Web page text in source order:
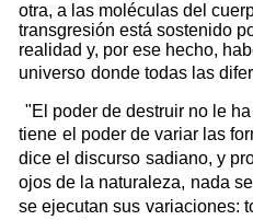
otra, a las moléculas del
transgresión está sostenido
realidad y, por ese hecho,
universo donde todas las
"El poder de destruir no le
tiene el poder de variar las
dice el discurso sadiano, y
ojos de la naturaleza, nada
se ejecutan sus variaciones: